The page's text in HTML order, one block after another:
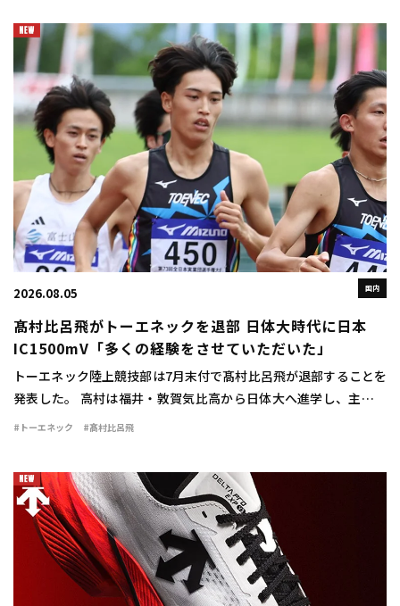
国内
2026.08.05
髙村比呂飛がトーエネックを退部 日体大時代に日本
IC1500mV「多くの経験をさせていただいた」
トーエネック陸上競技部は7月末付で髙村比呂飛が退部することを
発表した。 高村は福井・敦賀気比高から日体大へ進学し、主に中
距離で活躍。1500mで2年時に3分42秒76をマークすると、3、4年
#トーエネック #髙村比呂飛